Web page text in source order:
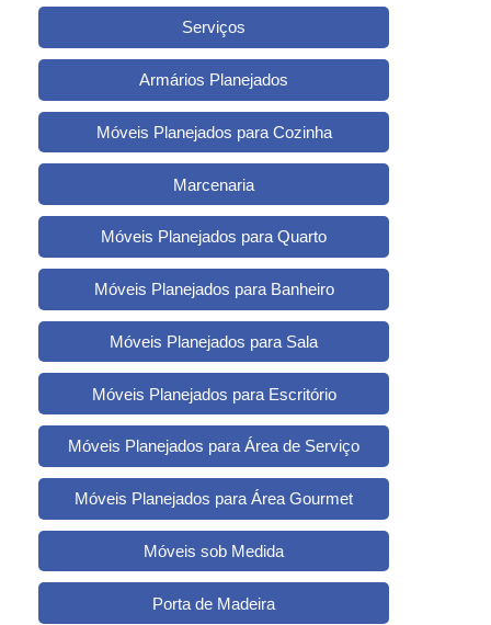
Serviços
Armários Planejados
Móveis Planejados para Cozinha
Marcenaria
Móveis Planejados para Quarto
Móveis Planejados para Banheiro
Móveis Planejados para Sala
Móveis Planejados para Escritório
Móveis Planejados para Área de Serviço
Móveis Planejados para Área Gourmet
Móveis sob Medida
Porta de Madeira